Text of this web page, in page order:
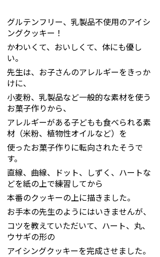
グルテンフリー、乳製品不使用のアイシ
ングクッキー！
かわいくて、おいしくて、体にも優し
い。
先生は、お子さんのアレルギーをきっか
けに、
小麦粉、乳製品など一般的な素材を使う
お菓子作りから、
アレルギーがある子どもも食べられる素
材（米粉、植物性オイルなど）を
使ったお菓子作りに転向されたそうで
す。
直線、曲線、ドット、しずく、ハートな
どを紙の上で練習してから
本番のクッキーの上に描きました。
お手本の先生のようにはいきませんが、
コツを教えていただいて、ハート、丸、
ウサギの形の
アイシングクッキーを完成させました。